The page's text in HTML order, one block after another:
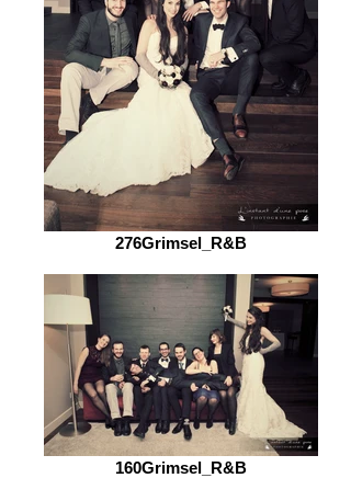
276Grimsel_R&B
160Grimsel_R&B